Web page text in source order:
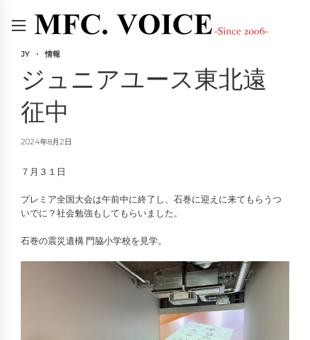
JY 情報
ジュニアユース東北遠
征中
2024年8月2日
７月３１日
プレミア全国大会は午前中に終了し、石巻に迎えに来てもらうつ
いでに？社会勉強もしてもらいました。
石巻の震災遺構 門脇小学校を見学。